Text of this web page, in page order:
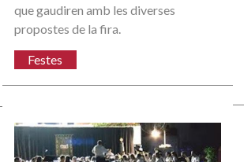
que gaudiren amb les diverses
propostes de la fira.
Festes